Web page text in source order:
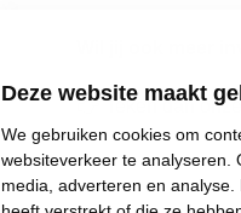
Deze website maakt
We gebruiken cookies om
websiteverkeer te analyseren.
media, adverteren en
👉Teken dan